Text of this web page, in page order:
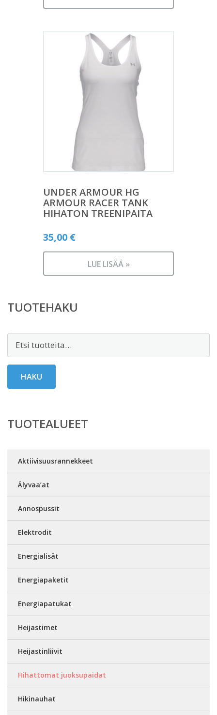
UNDER ARMOUR HG
ARMOUR RACER TANK
HIHATON TREENIPAITA
35,00 €
LUE LISÄÄ »
TUOTEHAKU
Etsi:
HAKU
TUOTEALUEET
Aktiivisuusrannekkeet
Älyvaa’at
Annospussit
Elektrodit
Energialisät
Energiapaketit
Energiapatukat
Heijastimet
Heijastinliivit
Hihattomat juoksupaidat
Hikinauhat